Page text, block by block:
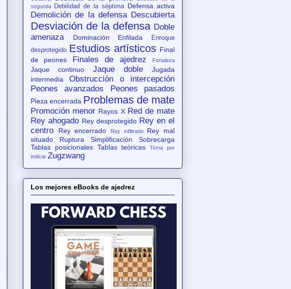
segunda
Debilidad de la séptima Defensa activa
Demolición de la defensa Descubierta
Desviación de la defensa Doble
amenaza
Dominación Enfilada
Enroque
desprotegido Estudios artísticos Final
de peones
Finales de ajedrez Fortaleza
Jaque continuo Jaque doble
Jugada
intermedia
Obstrucción o intercepción
Peones avanzados
Peones pasados
Pieza encerrada Problemas de mate
Promoción menor Rayos X Red de mate
Rey ahogado Rey desprotegido Rey en el
centro
Rey encerrado Rey infiltrado
Rey mal
situado
Ruptura Simplificación
Sobrecarga
Tablas posicionales Tablas teóricas
Tema por
indicar Zugzwang
Los mejores eBooks de ajedrez